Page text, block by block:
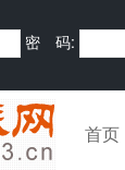
密 码:
首页